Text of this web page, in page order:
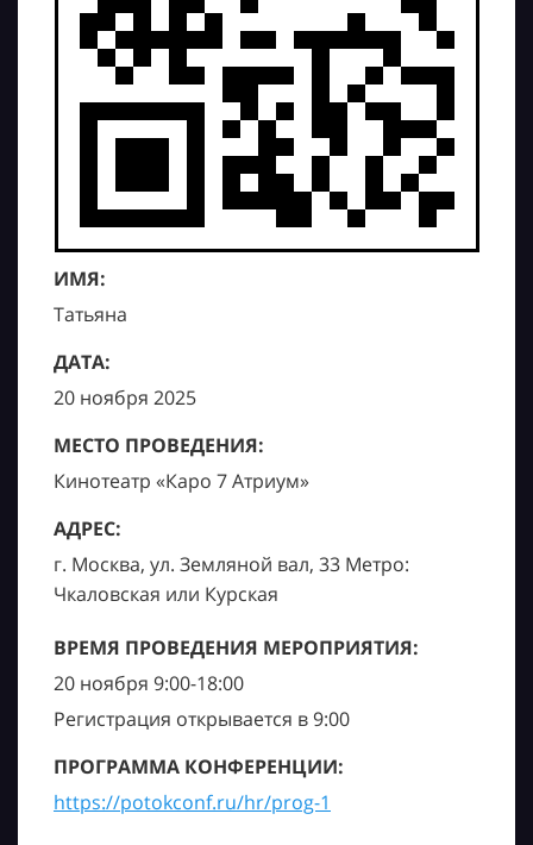
ИМЯ:
Татьяна
ДАТА:
20 ноября 2025
МЕСТО ПРОВЕДЕНИЯ:
Кинотеатр «Каро 7 Атриум»
АДРЕС:
г. Москва, ул. Земляной вал, 33 Метро:
Чкаловская или Курская
ВРЕМЯ ПРОВЕДЕНИЯ МЕРОПРИЯТИЯ:
20 ноября 9:00-18:00
Регистрация открывается в 9:00
ПРОГРАММА КОНФЕРЕНЦИИ:
https://potokconf.ru/hr/prog-1